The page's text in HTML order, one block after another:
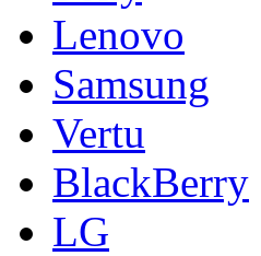
Lenovo
Samsung
Vertu
BlackBerry
LG